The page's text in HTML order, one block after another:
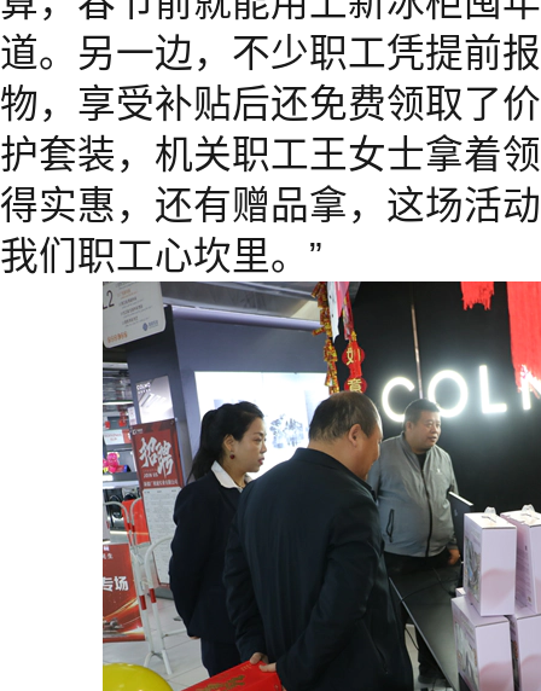
道。另一边，不少职工凭提前
物，享受补贴后还免费领取了
护套装，机关职工王女士拿着
得实惠，还有赠品拿，这场活
我们职工心坎里。”